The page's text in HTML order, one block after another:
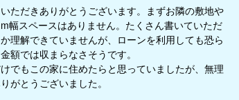
ただきありがとうございます。まずお隣の敷地や
幅スペースはありません。たくさん書いていただ
理解できていませんが、ローンを利用しても恐ら
額では収まらなさそうです。
でもこの家に住めたらと思っていましたが、無理
がとうございました。